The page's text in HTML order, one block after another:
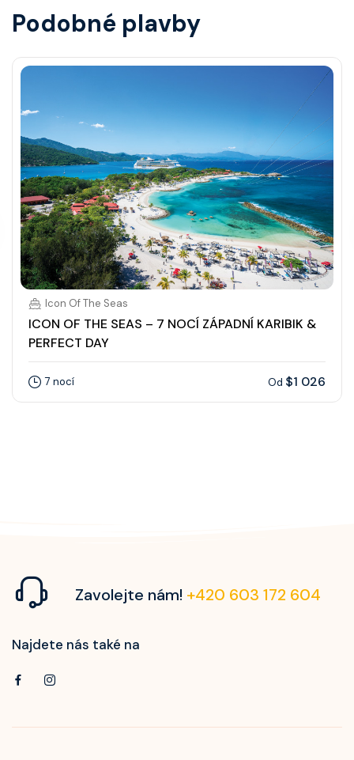
Podobné plavby
Icon Of The Seas
ICON OF THE SEAS – 7 NOCÍ ZÁPADNÍ KARIBIK &
PERFECT DAY
7 nocí Od $1 026
Zavolejte nám! +420 603 172 604
Najdete nás také na